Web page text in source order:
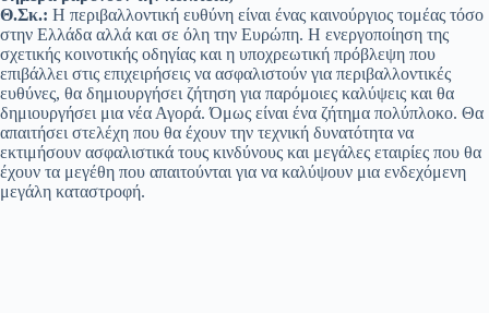
Θ.Σκ.: H περιβαλλοντική ευθύνη είναι ένας καινούργιος τομέας τόσο
στην Ελλάδα αλλά και σε όλη την Ευρώπη. Η ενεργοποίηση της
σχετικής κοινοτικής οδηγίας και η υποχρεωτική πρόβλεψη που
επιβάλλει στις επιχειρήσεις να ασφαλιστούν για περιβαλλοντικές
ευθύνες, θα δημιουργήσει ζήτηση για παρόμοιες καλύψεις και θα
δημιουργήσει μια νέα Αγορά. Όμως είναι ένα ζήτημα πολύπλοκο. Θα
απαιτήσει στελέχη που θα έχουν την τεχνική δυνατότητα να
εκτιμήσουν ασφαλιστικά τους κινδύνους και μεγάλες εταιρίες που θα
έχουν τα μεγέθη που απαιτούνται για να καλύψουν μια ενδεχόμενη
μεγάλη καταστροφή.